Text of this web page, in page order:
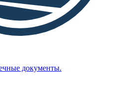
документы.